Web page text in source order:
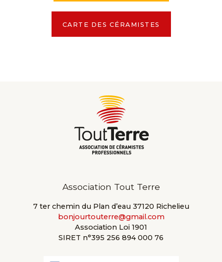
CARTE DES CÉRAMISTES
Association Tout Terre
7 ter chemin du Plan d’eau 37120 Richelieu
bonjourtouterre@gmail.com
Association Loi 1901
SIRET n°395 256 894 000 76